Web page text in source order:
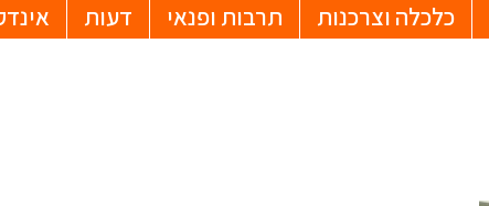
כלכלה וצרכנות תרבות ופנאי דעות